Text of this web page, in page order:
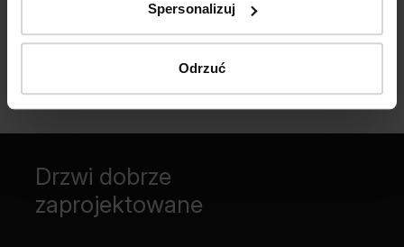
Spersonalizuj
Odrzuć
Drzwi dobrze
zaprojektowane